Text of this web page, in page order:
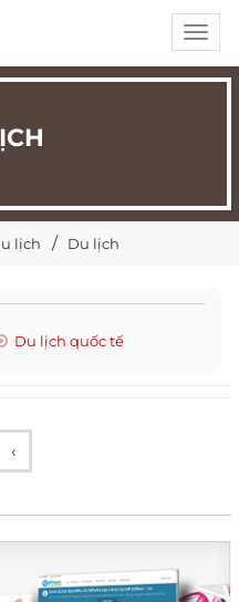
lịch Du lịch
Du lịch quốc tế
‹